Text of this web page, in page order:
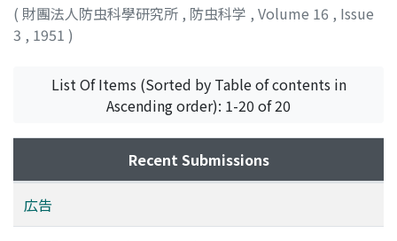
( 財團法人防虫科學研究所 , 防虫科学 , Volume 16 , Issue
3 , 1951 )
List Of Items (Sorted by Table of contents in
Ascending order): 1-20 of 20
Recent Submissions
広告